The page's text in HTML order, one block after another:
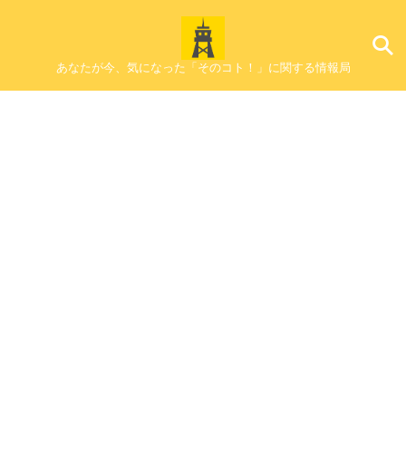
あなたが今、気になった「そのコト！」に関する情報局